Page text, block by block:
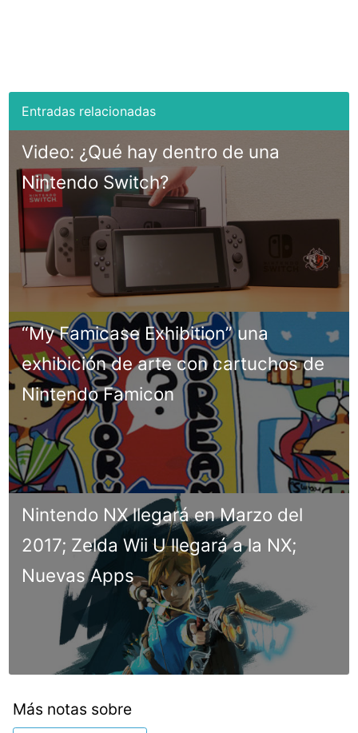
Video: ¿Qué hay dentro de una
Nintendo Switch?
“My Famicase Exhibition” una
exhibición de arte con cartuchos de
Nintendo Famicon
Nintendo NX llegará en Marzo del
2017; Zelda Wii U llegará a la NX;
Nuevas Apps
Más notas sobre